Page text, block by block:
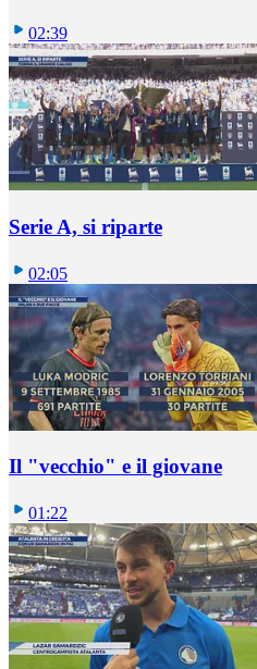
02:39
Serie A, si riparte
02:05
Il "vecchio" e il giovane
01:22